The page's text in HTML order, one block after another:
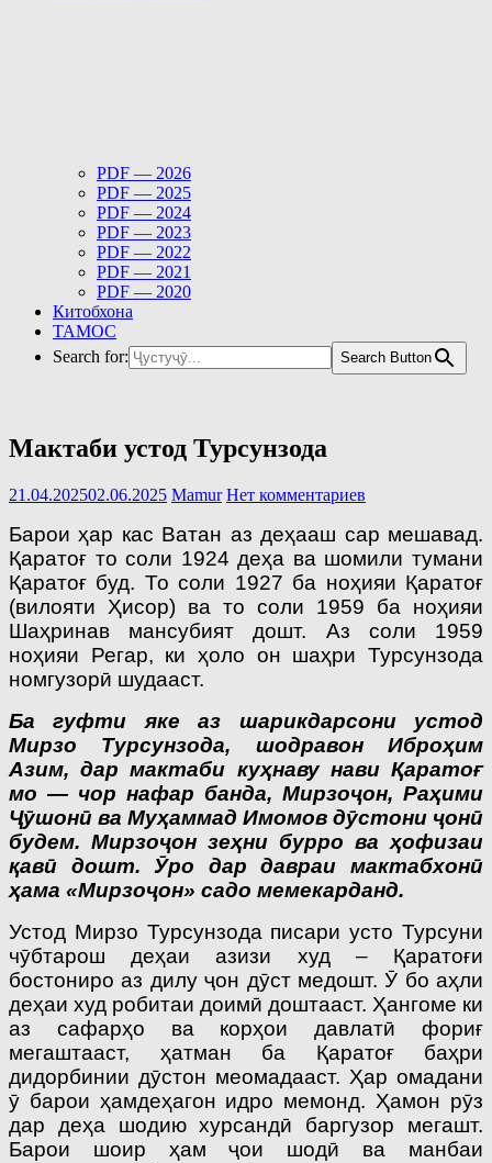
PDF — 2026
PDF — 2025
PDF — 2024
PDF — 2023
PDF — 2022
PDF — 2021
PDF — 2020
Китобхона
ТАМОС
Search for:
Search Button
Мактаби устод Турсунзода
21.04.202502.06.2025 Mamur Нет комментариев
Барои ҳар кас Ватан аз деҳааш сар мешавад.
Қаратоғ то соли 1924 деҳа ва шомили тумани
Қаратоғ буд. То соли 1927 ба ноҳияи Қаратоғ
(вилояти Ҳисор) ва то соли 1959 ба ноҳияи
Шаҳринав мансубият дошт. Аз соли 1959
ноҳияи Регар, ки ҳоло он шаҳри Турсунзода
номгузорӣ шудааст.
Ба гуфти яке аз шарикдарсони устод
Мирзо Турсунзода, шодравон Иброҳим
Азим, дар мактаби куҳнаву нави Қаратоғ
мо — чор нафар банда, Мирзоҷон, Раҳими
Ҷӯшонӣ ва Муҳаммад Имомов дӯстони ҷонӣ
будем. Мирзоҷон зеҳни бурро ва ҳофизаи
қавӣ дошт. Ӯро дар давраи мактабхонӣ
ҳама «Мир­­зоҷон» садо мемекарданд.
Устод Мирзо Турсунзода писари усто Турсуни
чӯбтарош деҳаи азизи худ – Қаратоғи
бостониро аз дилу ҷон дӯст медошт. Ӯ бо аҳли
деҳаи худ робитаи доимӣ доштааст. Ҳангоме ки
аз сафарҳо ва корҳои давлатӣ фориғ
мегаштааст, ҳатман ба Қаратоғ баҳри
дидорбинии дӯстон меомадааст. Ҳар омадани
ӯ барои ҳамдеҳагон идро мемонд. Ҳамон рӯз
дар деҳа шодию хурсандӣ баргузор мегашт.
Барои шоир ҳам ҷои шодӣ ва манбаи